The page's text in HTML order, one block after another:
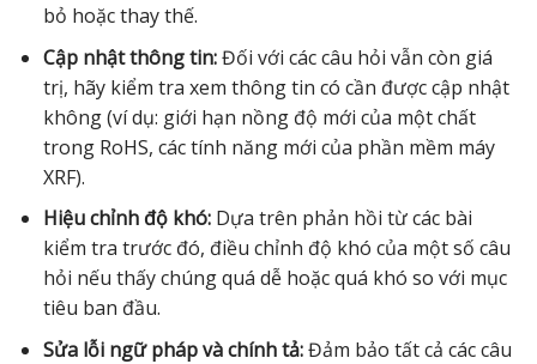
bỏ hoặc thay thế.
Cập nhật thông tin:Đối với các câu hỏi vẫn còn giá
trị, hãy kiểm tra xem thông tin có cần được cập nhật
không (ví dụ: giới hạn nồng độ mới của một chất
trong RoHS, các tính năng mới của phần mềm máy
XRF).
Hiệu chỉnh độ khó:Dựa trên phản hồi từ các bài
kiểm tra trước đó, điều chỉnh độ khó của một số câu
hỏi nếu thấy chúng quá dễ hoặc quá khó so với mục
tiêu ban đầu.
Sửa lỗi ngữ pháp và chính tả:Đảm bảo tất cả các câu